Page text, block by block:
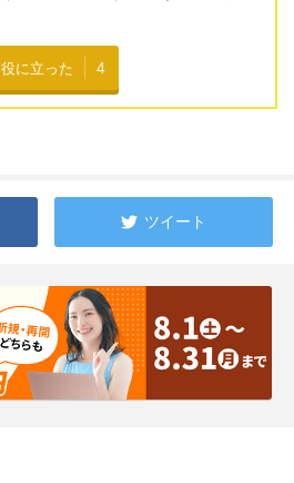
役に立った 4
ツイート